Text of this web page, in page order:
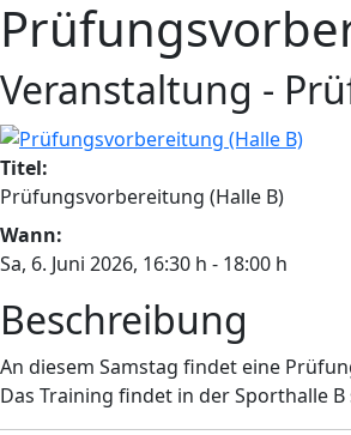
Veranstaltung -
Titel:
Prüfungsvorbereitung (Halle B)
Wann:
Sa, 6. Juni 2026, 16:30 h - 18:00 h
Beschreibung
An diesem Samstag findet eine
Das Training findet in der Sporthalle